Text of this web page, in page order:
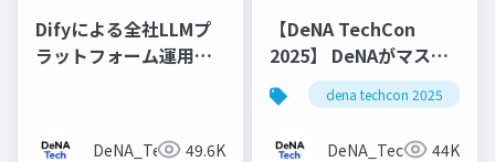
Difyによる全社LLMプ
ラットフォーム運用と
DeNA_Tech 49.6K
【DeNA TechCon
2025】 DeNAがマスタ
データ管理にOyakata
を使う理由
dena techcon 2025
DeNA_Tech 44K